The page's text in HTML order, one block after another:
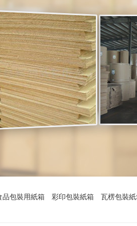
品包裝用紙箱 彩印包裝紙箱 瓦楞包裝